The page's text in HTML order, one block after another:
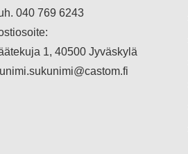
040 769 6243
1, 40500 Jyväskylä